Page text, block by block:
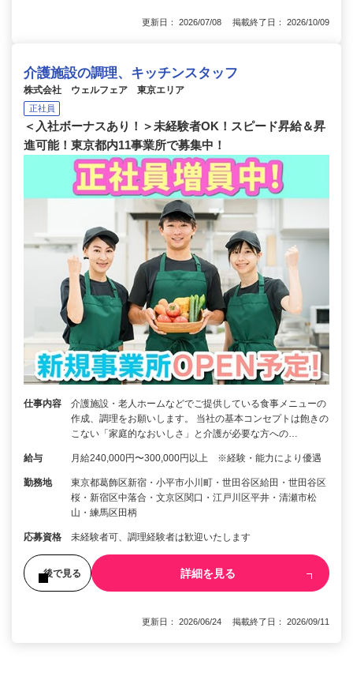
更新日： 2026/07/08 掲載終了日： 2026/10/09
介護施設の調理、キッチンスタッフ
株式会社 ウェルフェア 東京エリア
正社員
＜入社ボーナスあり！＞未経験者OK！スピード昇給＆昇
進可能！東京都内11事業所で募集中！
仕事内容
介護施設・老人ホームなどでご提供している食事メニューの
作成、調理をお願いします。 当社の基本コンセプトは飽きの
こない「家庭的なおいしさ」と介護が必要な方への…
給与 月給240,000円〜300,000円以上 ※経験・能力により優遇
勤務地
東京都葛飾区新宿・小平市小川町・世田谷区給田・世田谷区
桜・新宿区中落合・文京区関口・江戸川区平井・清瀬市松
山・練馬区田柄
応募資格 未経験者可、調理経験者は歓迎いたします
後で見る 詳細を見る
更新日： 2026/06/24 掲載終了日： 2026/09/11